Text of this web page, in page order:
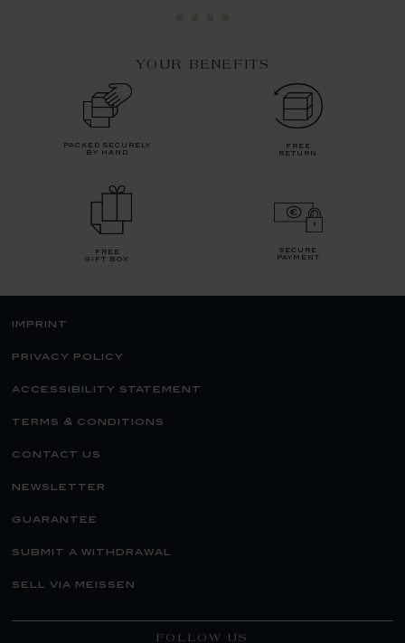
YOUR BENEFITS
packed securely
by hand
free
return
free
gift box
secure
payment
imprint
privacy policy
accessibility statement
terms & conditions
contact us
newsletter
guarantee
submit a withdrawal
sell via meissen
FOLLOW US